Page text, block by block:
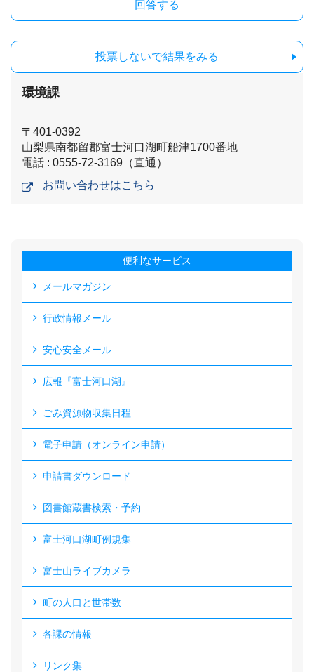
投票しないで結果をみる
環境課
〒401-0392
山梨県南都留郡富士河口湖町船津1700番地
電話 : 0555-72-3169（直通）
お問い合わせはこちら
便利なサービス
メールマガジン
行政情報メール
安心安全メール
広報『富士河口湖』
ごみ資源物収集日程
電子申請（オンライン申請）
申請書ダウンロード
図書館蔵書検索・予約
富士河口湖町例規集
富士山ライブカメラ
町の人口と世帯数
各課の情報
リンク集